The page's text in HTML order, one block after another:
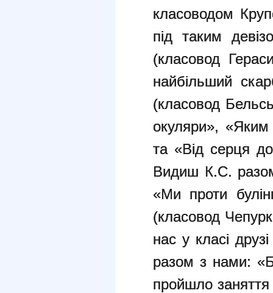
класоводом
під таким
(класовод
найбільший
(класовод
окуляри»,
та «Від серця
Видиш К.С.
«Ми проти
(класовод
нас у класі
разом з нами:
пройшло